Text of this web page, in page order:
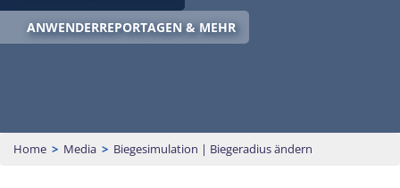
ANWENDERREPORTAGEN & MEHR
Home > Media > Biegesimulation | Biegeradius ändern